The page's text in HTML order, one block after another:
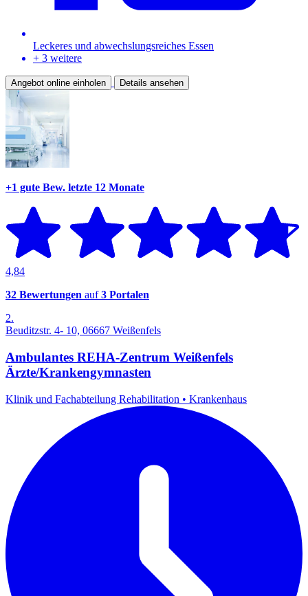
Leckeres und abwechslungsreiches Essen
+ 3 weitere
Angebot online einholen Details ansehen
+1 gute Bew. letzte 12 Monate
4,84
32 Bewertungen auf3 Portalen
2.
Beuditzstr. 4- 10, 06667 Weißenfels
Ambulantes REHA-Zentrum Weißenfels
Ärzte/Krankengymnasten
Klinik und Fachabteilung Rehabilitation • Krankenhaus